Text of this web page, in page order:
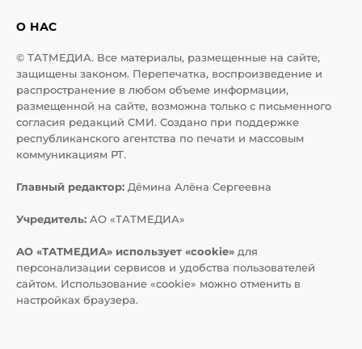
О НАС
© ТАТМЕДИА. Все материалы, размещенные на сайте,
защищены законом. Перепечатка, воспроизведение и
распространение в любом объеме информации,
размещенной на сайте, возможна только с письменного
согласия редакций СМИ. Создано при поддержке
республиканского агентства по печати и массовым
коммуникациям РТ.
Главный редактор: Дёмина Алёна Сергеевна
Учредитель: АО «ТАТМЕДИА»
АО «ТАТМЕДИА» использует «cookie» для
персонализации сервисов и удобства пользователей
сайтом. Использование «cookie» можно отменить в
настройках браузера.